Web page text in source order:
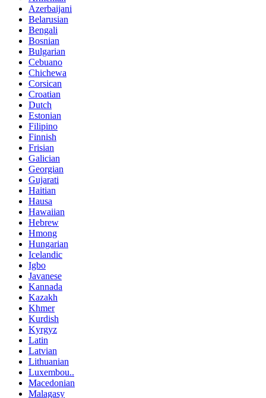
Azerbaijani
Belarusian
Bengali
Bosnian
Bulgarian
Cebuano
Chichewa
Corsican
Croatian
Dutch
Estonian
Filipino
Finnish
Frisian
Galician
Georgian
Gujarati
Haitian
Hausa
Hawaiian
Hebrew
Hmong
Hungarian
Icelandic
Igbo
Javanese
Kannada
Kazakh
Khmer
Kurdish
Kyrgyz
Latin
Latvian
Lithuanian
Luxembou..
Macedonian
Malagasy